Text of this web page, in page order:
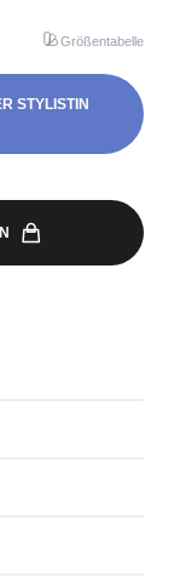
Größentabelle
STYLISTIN